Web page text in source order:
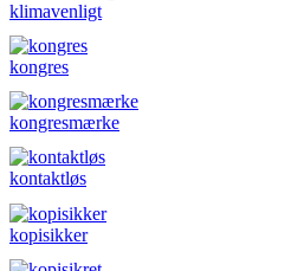
klimavenligt
kongres
kongresmærke
kontaktløs
kopisikker